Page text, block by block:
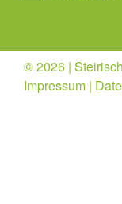
© 2026 |
Impressum |